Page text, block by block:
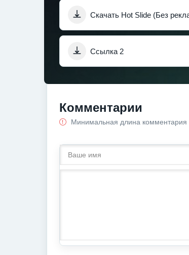
Скачать Hot Slide (Без
Ссылка 2
Комментарии
Минимальная длина комментария